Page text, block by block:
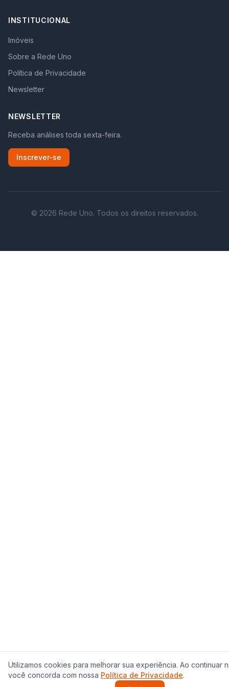
INSTITUCIONAL
Imóveis
Sobre a Rede Uno
Política de Privacidade
Newsletter
NEWSLETTER
Receba análises toda sexta-feira.
Inscrever-se
© 2026 Rede Uno. Todos os direitos reservados.
Utilizamos cookies para melhorar sua experiência. Ao continuar
você concorda com nossa Política de Privacidade.